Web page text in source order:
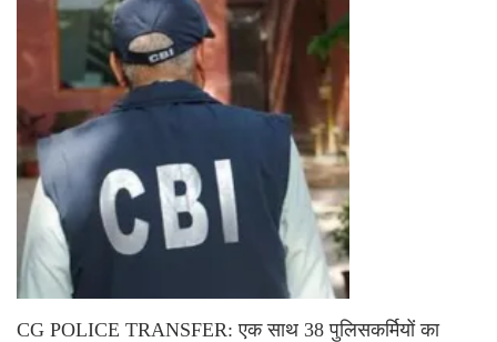
CG POLICE TRANSFER: एक साथ 38 पुलिसकर्मियों का